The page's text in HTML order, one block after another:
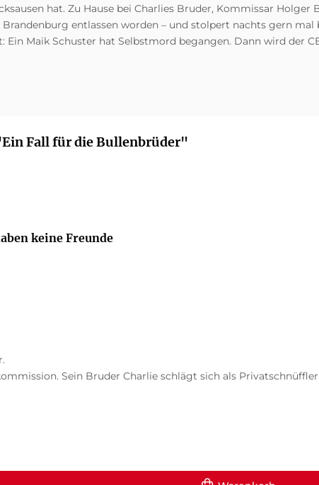
hat. Zu Hause bei Charlies Bruder, Kommissar
entlassen worden – und stolpert nachts gern
Maik Schuster hat Selbstmord begangen. Dann wird der
Fall für die Bullenbrüder"
keine Freunde
Sein Bruder Charlie schlägt sich als